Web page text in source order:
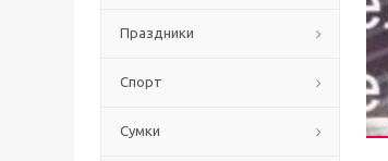
Праздники
Спорт
Сумки